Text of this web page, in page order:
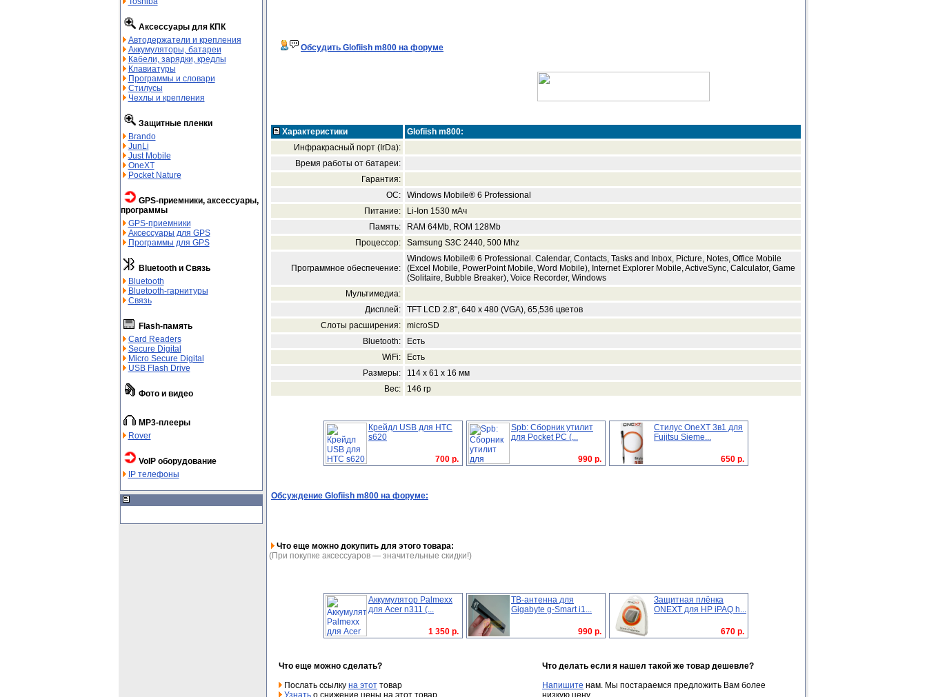
Аксессуары для КПК
Автодержатели и крепления
Аккумуляторы, батареи
Кабели, зарядки, кредлы
Клавиатуры
Программы и словари
Стилусы
Чехлы и крепления
Защитные пленки
Brando
JunLi
Just Mobile
OneXT
Pocket Nature
GPS-приемники, аксессуары,
программы
GPS-приемники
Аксессуары для GPS
Программы для GPS
Bluetooth и Связь
Bluetooth
Bluetooth-гарнитуры
Связь
Flash-память
Card Readers
Secure Digital
Micro Secure Digital
USB Flash Drive
Фото и видео
MP3-плееры
Rover
VoIP оборудование
IP телефоны
Обсудить Glofiish m800 на форуме
Характеристики
Glofiish m800:
Инфракрасный порт (IrDa):
Время работы от батареи:
Гарантия:
ОС:
Windows Mobile® 6 Professional
Питание:
Li-Ion 1530 мАч
Память:
RAM 64Мb, ROM 128Mb
Процессор:
Samsung S3C 2440, 500 Mhz
Программное обеспечение:
Windows Mobile® 6 Professional. Calendar, Contacts, Tasks and Inbox, Picture, Notes, Office Mobile
(Excel Mobile, PowerPoint Mobile, Word Mobile), Internet Explorer Mobile, ActiveSync, Calculator, Game
(Solitaire, Bubble Breaker), Voice Recorder, Windows
Мультимедиа:
Дисплей:
TFT LCD 2.8", 640 x 480 (VGA), 65,536 цветов
Слоты расширения:
microSD
Bluetooth:
Есть
WiFi:
Есть
Размеры:
114 x 61 x 16 мм
Вес:
146 гр
Крейдл USB для HTC
s620
700 р.
Spb: Сборник утилит
для Pocket PC (...
990 р.
Стилус OneXT 3в1 для
Fujitsu Sieme...
650 р.
Обсуждение Glofiish m800 на форуме:
Что еще можно докупить для этого товара:
(При покупке аксессуаров — значительные скидки!)
Аккумулятор Palmexx
для Acer n311 (...
1 350 р.
TB-антенна для
Gigabyte g-Smart i1...
990 р.
Защитная плёнка
ONEXT для HP iPAQ h...
670 р.
Что еще можно сделать?
Послать ссылку на этот товар
Узнать о снижение цены на этот товар
Что делать если я нашел такой же товар дешевле?
Напишите нам. Мы постараемся предложить Вам более
низкую цену.